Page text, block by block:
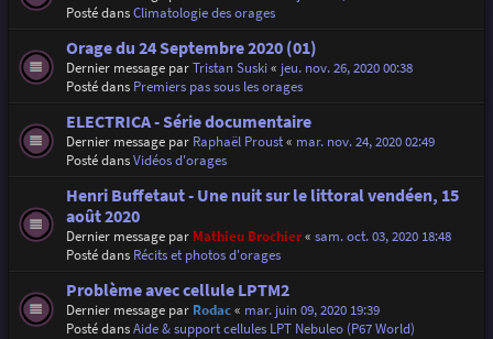
Posté dansClimatologie des orages
Orage du 24 Septembre 2020 (01)
Dernier message parTristan Suski« jeu. nov. 26, 2020 00:38
Posté dans Premiers pas sous les orages
ELECTRICA - Série documentaire
Dernier message par Raphaël Proust« mar. nov. 24, 2020 02:49
Posté dansVidéos d'orages
Henri Buffetaut - Une nuit sur le littoral vendéen, 15
août 2020
Dernier message par Mathieu Brochier« sam. oct. 03, 2020 18:48
Posté dans Récits et photos d'orages
Problème avec cellule LPTM2
Dernier message par Rodac« mar. juin 09, 2020 19:39
Posté dansAide & support cellules LPT Nebuleo (P67 World)